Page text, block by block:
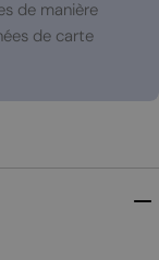
de manière
de carte